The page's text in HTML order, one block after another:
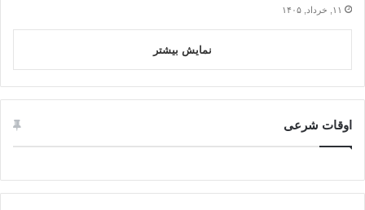
۱۱, خرداد, ۱۴۰۵
نمایش بیشتر
اوقات شرعی